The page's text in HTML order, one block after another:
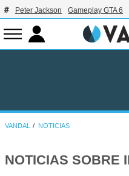
Peter Jackson Gameplay GTA 6
VANDAL NOTICIAS
NOTICIAS SOBRE